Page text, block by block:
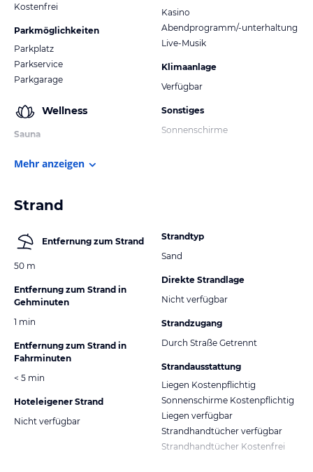
Kostenfrei
Parkmöglichkeiten
Parkplatz
Parkservice
Parkgarage
Wellness
Sauna
Kasino
Abendprogramm/-unterhaltung
Live-Musik
Klimaanlage
Verfügbar
Sonstiges
Sonnenschirme
Mehr anzeigen
Strand
Entfernung zum Strand
50 m
Entfernung zum Strand in
Gehminuten
1 min
Entfernung zum Strand in
Fahrminuten
< 5 min
Hoteleigener Strand
Nicht verfügbar
Strandtyp
Sand
Direkte Strandlage
Nicht verfügbar
Strandzugang
Durch Straße Getrennt
Strandausstattung
Liegen Kostenpflichtig
Sonnenschirme Kostenpflichtig
Liegen verfügbar
Strandhandtücher verfügbar
Strandhandtücher Kostenfrei